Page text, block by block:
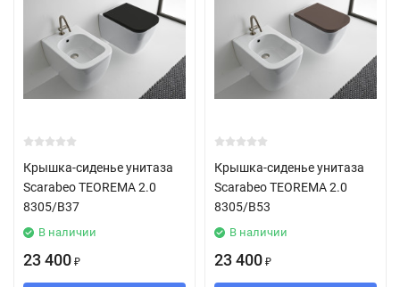
Крышка-сиденье унитаза
Scarabeo TEOREMA 2.0
8305/B37
В наличии
23 400 ₽
Крышка-сиденье унитаза
Scarabeo TEOREMA 2.0
8305/B53
В наличии
23 400 ₽